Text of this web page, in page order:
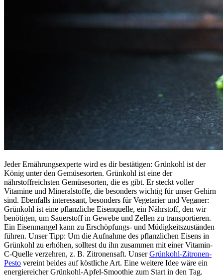
Jeder Ernährungsexperte wird es dir bestätigen: Grünkohl ist der
König unter den Gemüsesorten. Grünkohl ist eine der
nährstoffreichsten Gemüsesorten, die es gibt. Er steckt voller
Vitamine und Mineralstoffe, die besonders wichtig für unser Gehirn
sind. Ebenfalls interessant, besonders für Vegetarier und Veganer:
Grünkohl ist eine pflanzliche Eisenquelle, ein Nährstoff, den wir
benötigen, um Sauerstoff in Gewebe und Zellen zu transportieren.
Ein Eisenmangel kann zu Erschöpfungs- und Müdigkeitszuständen
führen. Unser Tipp: Um die Aufnahme des pflanzlichen Eisens in
Grünkohl zu erhöhen, solltest du ihn zusammen mit einer Vitamin-
C-Quelle verzehren, z. B. Zitronensaft. UnserGrünkohl-Zitronen-
Pesto vereint beides auf köstliche Art. Eine weitere Idee wäre ein
energiereicher Grünkohl-Apfel-Smoothie zum Start in den Tag.